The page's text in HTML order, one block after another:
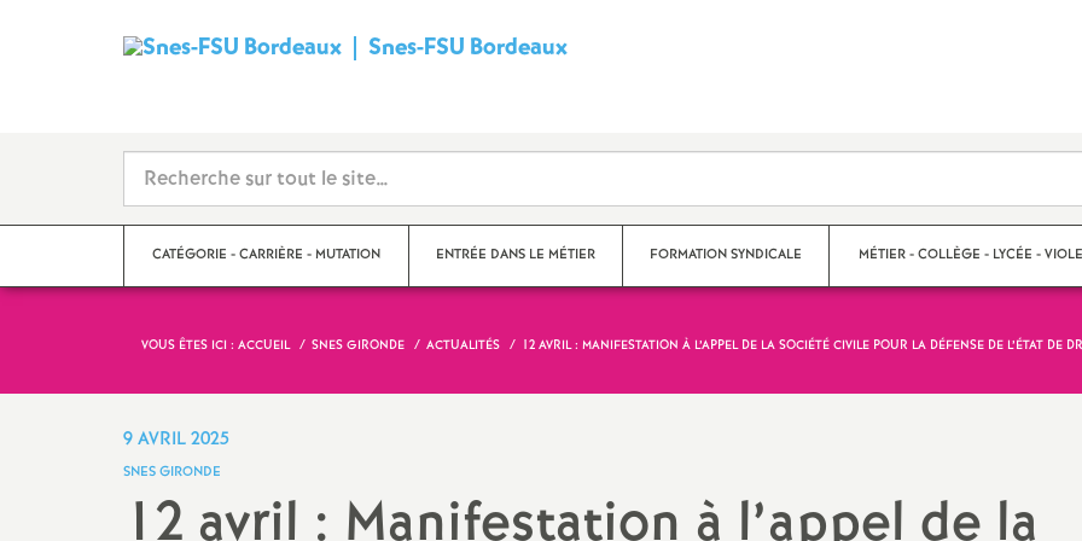
Snes-FSU BordeauxS
n
d
i
t
CATÉGORIE - CARRIÈRE - MUTATION
Mutations
Catégories
ENTRÉE DANS LE MÉTIER FORMATION SYNDICALE MÉTIER - COLLÈGE - LYCÉE -
Lycée
VOUS ÊTES ICI : ACCUEIL SNES GIRONDE ACTUALITÉS 12 AVRIL : MANIFESTATION À L’APPEL DE LA SOCIÉTÉ CIVILE POUR LA DÉFENSE DE L’ÉTAT DE
9 AVRIL 2025
SNES GIRONDE
12 avril : Manifestation à l’appel de la